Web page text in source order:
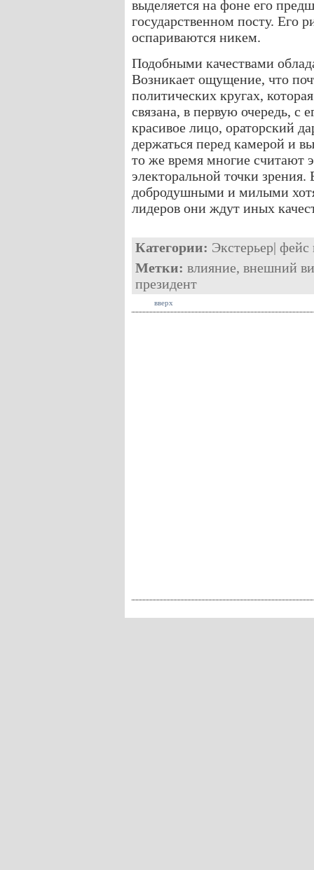
выделяется на фоне его
государственном посту. Его
оспариваются никем.
Подобными качествами
Возникает ощущение, что
политических кругах,
связана, в первую очередь,
красивое лицо, ораторский
держаться перед камерой и
то же время многие считают
электоральной точки зрения.
добродушными и милыми
лидеров они ждут иных
Категории: Экстерьер| фейс
Метки: влияние, внешний
президент
вверх